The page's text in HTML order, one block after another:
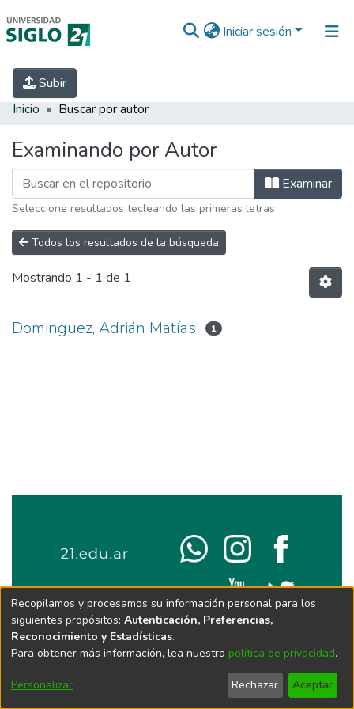
Iniciar sesión
Subir
INICIO EBOOK21
INVESTIGACIÓN
Inicio Buscar por autor
Examinando por Autor
Examinar
Seleccione resultados tecleando las primeras letras
Todos los resultados de la búsqueda
Mostrando 1 - 1 de 1
Dominguez, Adrián Matías 1
Recopilamos y procesamos su información personal para los
siguientes propósitos: Autenticación, Preferencias,
Reconocimiento y Estadísticas.
Para obtener más información, lea nuestra política de privacidad.
Personalizar Rechazar Aceptar